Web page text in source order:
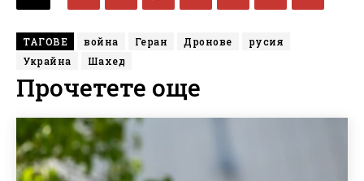
ТАГОВЕ война Геран Дронове
русия
Украйна
Шахед
Прочетете още